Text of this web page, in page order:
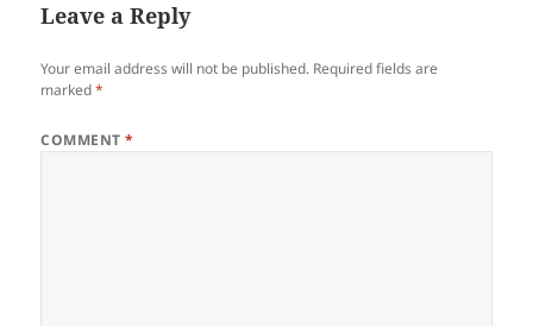
Leave a Reply
Your email address will not be published. Required fields are
marked*
COMMENT*